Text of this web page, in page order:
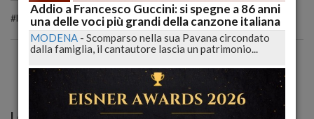
#lucadeejay #lucca #sergiobonellieditore #luccacg2022 #bonelli
Addio a Francesco Guccini: si spegne a 86 anni
una delle voci più grandi della canzone italiana
MODENA - Scomparso nella sua Pavana circondato
dalla famiglia, il cantautore lascia un patrimonio...